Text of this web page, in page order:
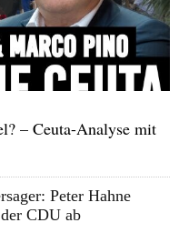
– Ceuta-Analyse mit
Peter Hahne
CDU ab